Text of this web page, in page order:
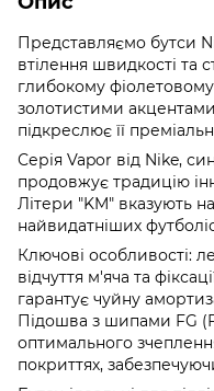
Представляємо бутси
втілення швидкості та
глибокому
золотистими
підкреслює її
Серія Vapor від Nike,
продовжує традицію
Літери "KM" вказують
найвидатніших
Ключові особливості:
відчуття м'яча та
гарантує чуйну
Підошва з шипами FG
оптимального
покриттях,